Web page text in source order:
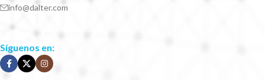
info@dalter.com
Síguenos en: